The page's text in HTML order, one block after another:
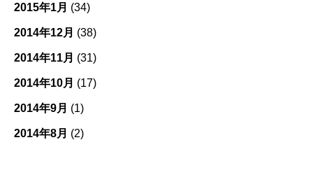
2015年1月 (34)
2014年12月 (38)
2014年11月 (31)
2014年10月 (17)
2014年9月 (1)
2014年8月 (2)